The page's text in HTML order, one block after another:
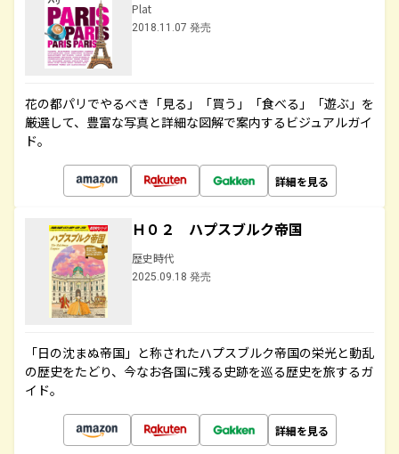
Plat
2018.11.07 発売
花の都パリでやるべき「見る」「買う」「食べる」「遊ぶ」を
厳選して、豊富な写真と詳細な図解で案内するビジュアルガイ
ド。
詳細を見る
Ｈ０２ ハプスブルク帝国
歴史時代
2025.09.18 発売
「日の沈まぬ帝国」と称されたハプスブルク帝国の栄光と動乱
の歴史をたどり、今なお各国に残る史跡を巡る歴史を旅するガ
イド。
詳細を見る